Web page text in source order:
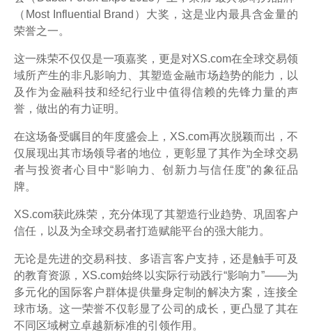
（Most Influential Brand）大奖，这是业内最具含金量的
荣誉之一。
这一殊荣不仅仅是一项嘉奖，更是对XS.com在全球交易领
域所产生的非凡影响力、其塑造金融市场趋势的能力，以
及作为金融科技和经纪行业中值得信赖的先锋力量的声
誉，做出的有力证明。
在这场备受瞩目的年度盛会上，XS.com再次脱颖而出，不
仅展现出其市场领导者的地位，更彰显了其作为全球交易
者与投资者心目中“影响力、创新力与信任度”的象征品
牌。
XS.com获此殊荣，充分体现了其塑造行业趋势、巩固客户
信任，以及为全球交易者打造赋能平台的强大能力。
无论是先进的交易科技、多语言客户支持，还是触手可及
的教育资源，XS.com始终以实际行动践行“影响力”——为
多元化的国际客户群体提供量身定制的解决方案，连接全
球市场。这一荣誉不仅彰显了公司的成长，更凸显了其在
不同区域树立卓越新标准的引领作用。